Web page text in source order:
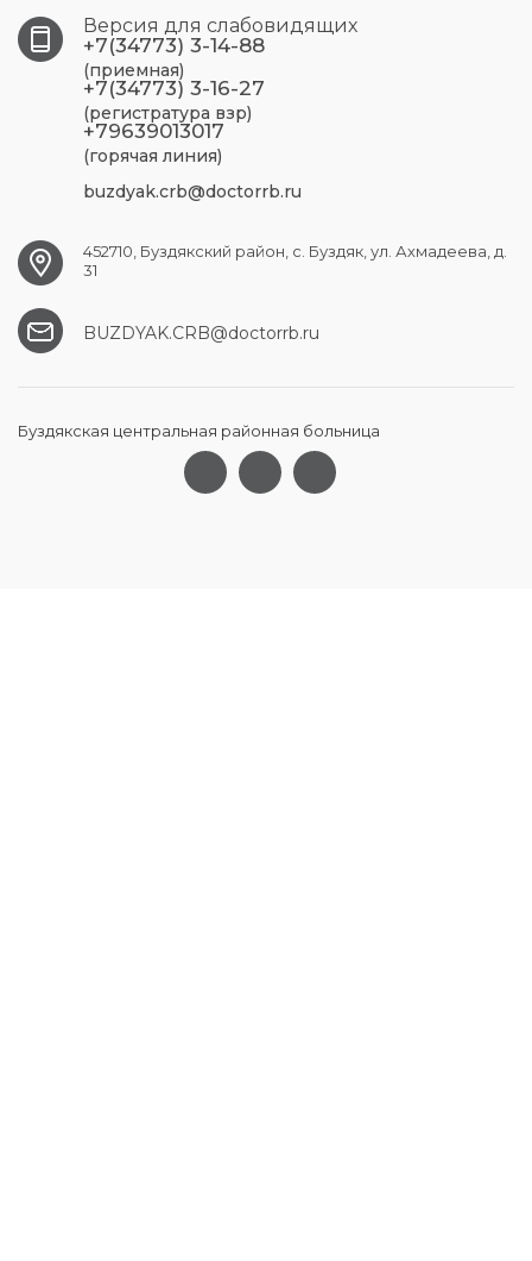
Версия для слабовидящих
+7(34773) 3-14-88
(приемная)
+7(34773) 3-16-27
(регистратура взр)
+79639013017
(горячая линия)
buzdyak.crb@doctorrb.ru
452710, Буздякский район, с. Буздяк, ул. Ахмадеева, д.
31
BUZDYAK.CRB@doctorrb.ru
Буздякская центральная районная больница